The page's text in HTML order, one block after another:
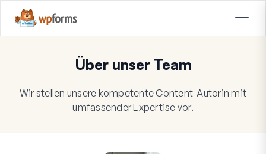
Über unser Team
Wir stellen unsere kompetente Content-Autorin mit
umfassender Expertise vor.